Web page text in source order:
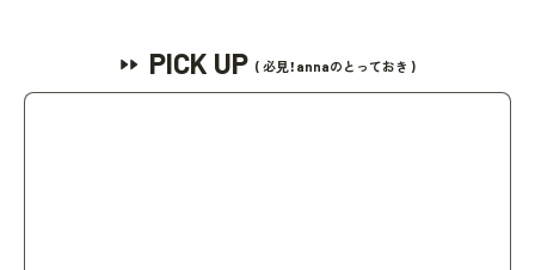
PICK UP ( 必見！annaのとっておき )